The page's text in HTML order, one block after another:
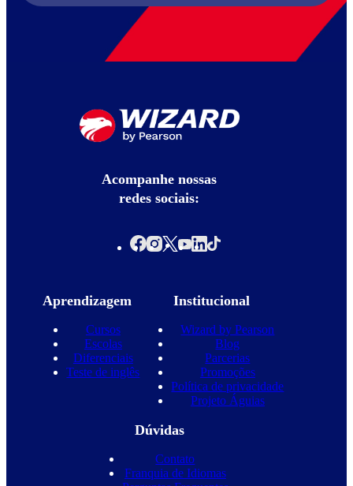
Acompanhe nossas
redes sociais:
Aprendizagem
Cursos
Escolas
Diferenciais
Teste de inglês
Institucional
Wizard by Pearson
Blog
Parcerias
Promoções
Política de privacidade
Projeto Águias
Dúvidas
Contato
Franquia de Idiomas